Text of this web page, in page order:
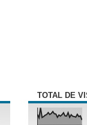
TOTAL DE